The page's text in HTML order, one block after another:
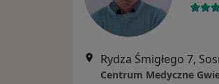
Rydza Śmigłego 7,
Centrum Medyczne